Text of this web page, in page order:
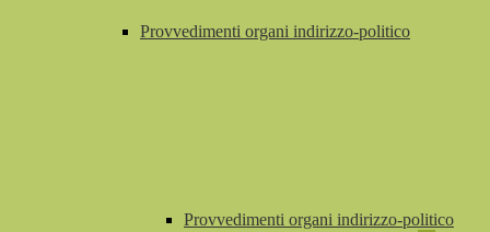
Provvedimenti organi indirizzo-politico
Provvedimenti organi indirizzo-politico